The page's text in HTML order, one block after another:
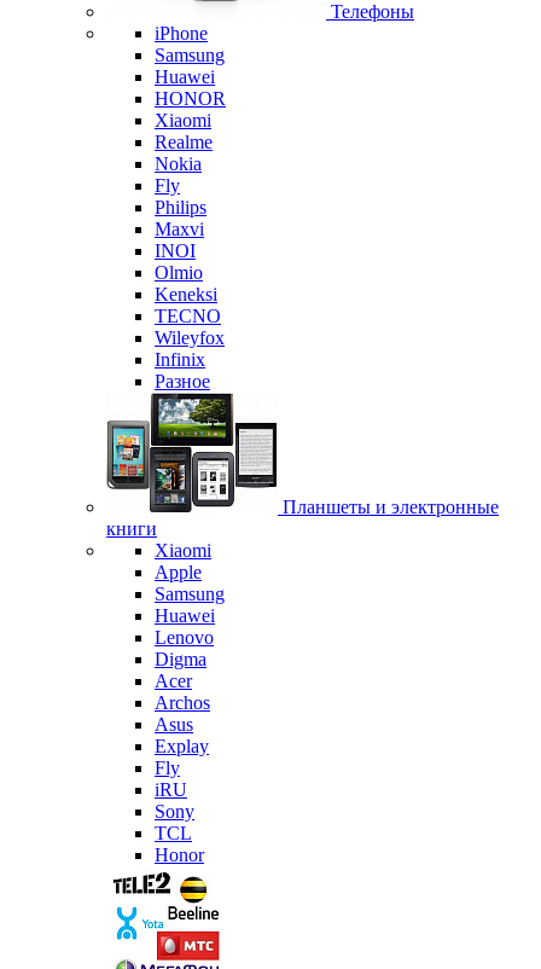
Телефоны
iPhone
Samsung
Huawei
HONOR
Xiaomi
Realme
Nokia
Fly
Philips
Maxvi
INOI
Olmio
Keneksi
TECNO
Wileyfox
Infinix
Разное
Планшеты и электронные
книги
Xiaomi
Apple
Samsung
Huawei
Lenovo
Digma
Acer
Archos
Asus
Explay
Fly
iRU
Sony
TCL
Honor